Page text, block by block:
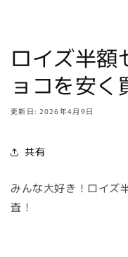
ロイズ半額
ョコを安
更新日: 2026年4月9日
共有
みんな大好き！ロイズ
査！